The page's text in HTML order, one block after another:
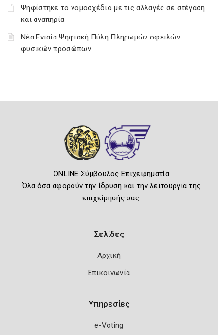
Ψηφίστηκε το νομοσχέδιο με τις αλλαγές σε στέγαση
και αναπηρία
Νέα Ενιαία Ψηφιακή Πύλη Πληρωμών οφειλών
φυσικών προσώπων
ONLINE Σύμβουλος Επιχειρηματία
Όλα όσα αφορούν την ίδρυση και την λειτουργία της
επιχείρησής σας.
Σελίδες
Αρχική
Επικοινωνία
Υπηρεσίες
e-Voting